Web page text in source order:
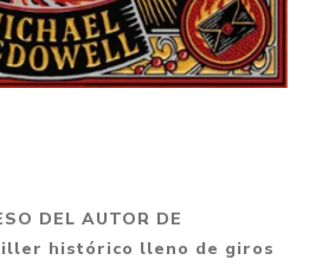
DEL AUTOR DE
histórico lleno de giros